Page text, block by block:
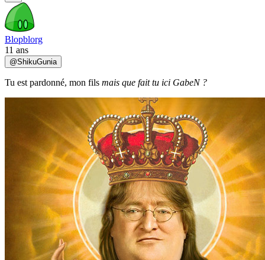
Blopblorg
11 ans
@ShikuGunia
Tu est pardonné, mon fils mais que fait tu ici GabeN ?